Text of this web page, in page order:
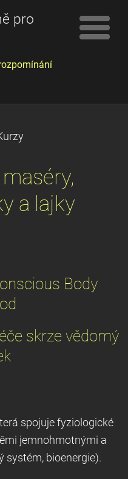
pro
a lajky
Body
skrze vědomý
spojuje fyziologické
jemnohmotnými a
systém, bioenergie).